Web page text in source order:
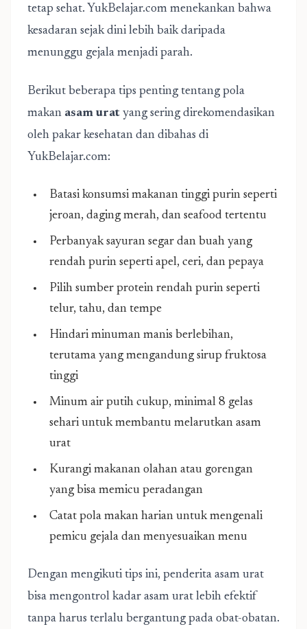
tetap sehat. YukBelajar.com menekankan bahwa
kesadaran sejak dini lebih baik daripada
menunggu gejala menjadi parah.
Berikut beberapa tips penting tentang pola
makan asam urat yang sering direkomendasikan
oleh pakar kesehatan dan dibahas di
YukBelajar.com:
Batasi konsumsi makanan tinggi purin seperti
jeroan, daging merah, dan seafood tertentu
Perbanyak sayuran segar dan buah yang
rendah purin seperti apel, ceri, dan pepaya
Pilih sumber protein rendah purin seperti
telur, tahu, dan tempe
Hindari minuman manis berlebihan,
terutama yang mengandung sirup fruktosa
tinggi
Minum air putih cukup, minimal 8 gelas
sehari untuk membantu melarutkan asam
urat
Kurangi makanan olahan atau gorengan
yang bisa memicu peradangan
Catat pola makan harian untuk mengenali
pemicu gejala dan menyesuaikan menu
Dengan mengikuti tips ini, penderita asam urat
bisa mengontrol kadar asam urat lebih efektif
tanpa harus terlalu bergantung pada obat-obatan.